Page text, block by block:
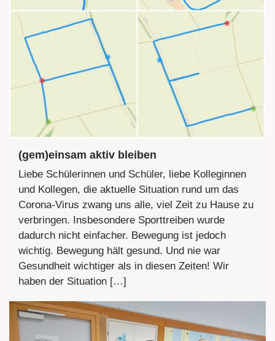
(gem)einsam aktiv bleiben
Liebe Schülerinnen und Schüler, liebe Kolleginnen
und Kollegen, die aktuelle Situation rund um das
Corona-Virus zwang uns alle, viel Zeit zu Hause zu
verbringen. Insbesondere Sporttreiben wurde
dadurch nicht einfacher. Bewegung ist jedoch
wichtig. Bewegung hält gesund. Und nie war
Gesundheit wichtiger als in diesen Zeiten! Wir
haben der Situation […]